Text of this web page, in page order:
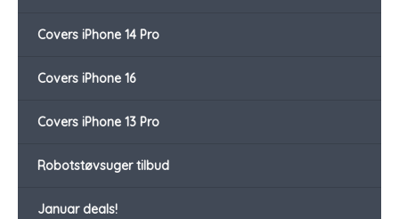
Covers iPhone 14 Pro
Covers iPhone 16
Covers iPhone 13 Pro
Robotstøvsuger tilbud
Januar deals!